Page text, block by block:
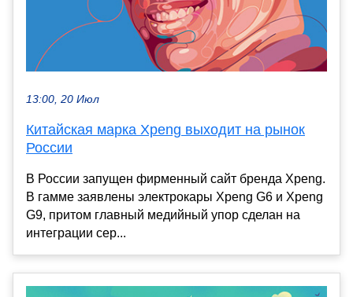
13:00, 20 Июл
Китайская марка Xpeng выходит на рынок
России
В России запущен фирменный сайт бренда Xpeng.
В гамме заявлены электрокары Xpeng G6 и Xpeng
G9, притом главный медийный упор сделан на
интеграции сер...